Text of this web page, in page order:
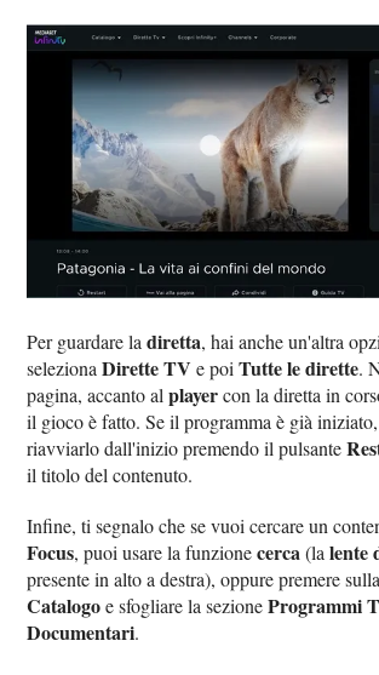
Per guardare ladiretta, hai anche un'altra
selezionaDirette TV e poiTutte le dirette.
pagina, accanto alplayercon la diretta in
il gioco è fatto. Se il programma è già
riavviarlo dall'inizio premendo il pulsante
il titolo del contenuto.
Infine, ti segnalo che se vuoi cercare un
Focus, puoi usare la funzionecerca(lalente
presente in alto a destra), oppure premere
Catalogoe sfogliare la sezioneProgrammi
Documentari.